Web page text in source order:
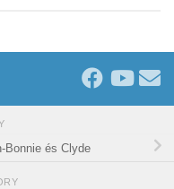
Bonnie és Clyde